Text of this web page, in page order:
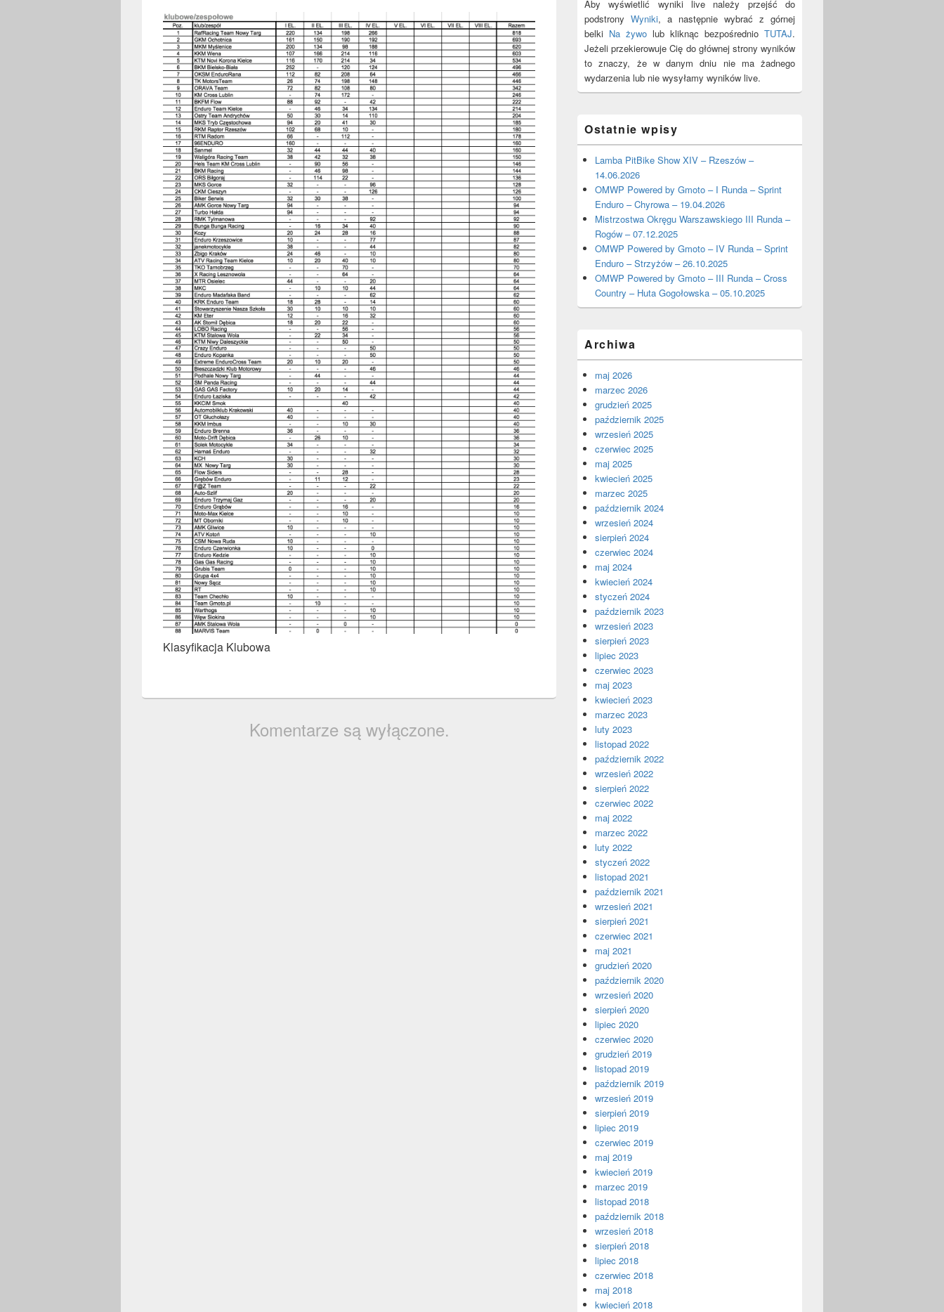
Klasyfikacja Klubowa
Komentarze są wyłączone.
Aby wyświetlić wyniki live należy przejść do
podstrony Wyniki, a następnie wybrać z górnej
belki Na żywo lub kliknąc bezpośrednio TUTAJ.
Jeżeli przekierowuje Cię do głównej strony wyników
to znaczy, że w danym dniu nie ma żadnego
wydarzenia lub nie wysyłamy wyników live.
Ostatnie wpisy
Lamba PitBike Show XIV – Rzeszów –
14.06.2026
OMWP Powered by Gmoto – I Runda – Sprint
Enduro – Chyrowa – 19.04.2026
Mistrzostwa Okręgu Warszawskiego III Runda –
Rogów – 07.12.2025
OMWP Powered by Gmoto – IV Runda – Sprint
Enduro – Strzyżów – 26.10.2025
OMWP Powered by Gmoto – III Runda – Cross
Country – Huta Gogołowska – 05.10.2025
Archiwa
maj 2026
marzec 2026
grudzień 2025
październik 2025
wrzesień 2025
czerwiec 2025
maj 2025
kwiecień 2025
marzec 2025
październik 2024
wrzesień 2024
sierpień 2024
czerwiec 2024
maj 2024
kwiecień 2024
styczeń 2024
październik 2023
wrzesień 2023
sierpień 2023
lipiec 2023
czerwiec 2023
maj 2023
kwiecień 2023
marzec 2023
luty 2023
listopad 2022
październik 2022
wrzesień 2022
sierpień 2022
czerwiec 2022
maj 2022
marzec 2022
luty 2022
styczeń 2022
listopad 2021
październik 2021
wrzesień 2021
sierpień 2021
czerwiec 2021
maj 2021
grudzień 2020
październik 2020
wrzesień 2020
sierpień 2020
lipiec 2020
czerwiec 2020
grudzień 2019
listopad 2019
październik 2019
wrzesień 2019
sierpień 2019
lipiec 2019
czerwiec 2019
maj 2019
kwiecień 2019
marzec 2019
listopad 2018
październik 2018
wrzesień 2018
sierpień 2018
lipiec 2018
czerwiec 2018
maj 2018
kwiecień 2018